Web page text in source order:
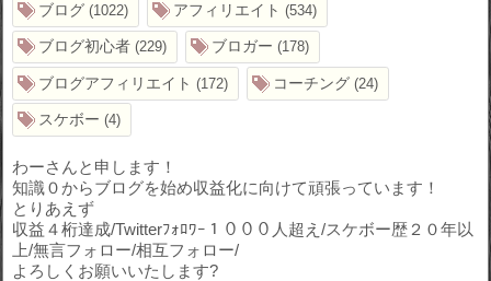
ブログ 1022 アフィリエイト 534
ブログ初心者 229 ブロガー 178
ブログアフィリエイト 172 コーチング 24
スケボー 4
わーさんと申します！
知識０からブログを始め収益化に向けて頑張っています！
とりあえず
収益４桁達成/Twitterﾌｫﾛﾜｰ１０００人超え/スケボー歴２０年以
上/無言フォロー/相互フォロー/
よろしくお願いいたします?